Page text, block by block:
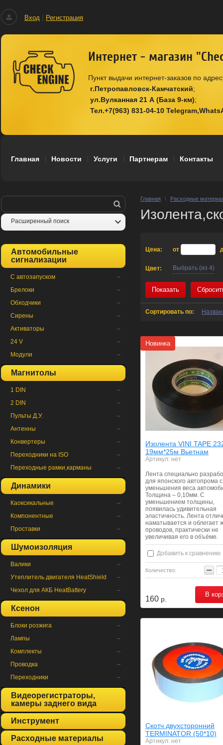
Вход Регистрация
Интернет - магазин
Пункт выдачи интернет-заказов по
г.Петропавловск-Камчатский
ул.Вулканная 21 А (База 9-км)
Тел.+7(963) 831-04-10
Главная Новости Услуги Партнерам Контакты
Главная \ Расходные
Цена: от
Цвет: Выбрать (из 4)
Показать
Сортировать по:
Новинка
Изолента VINI TAPE
19мм*25м Вьетнам
Артикул: нет
Лента специально
для японского автопрома
уменьшения веса
Толщина – 0,10мм. С
уменьшением толщины,
появилась удивительная
эластичность. Лента
наматывается и облегает
проводов, практически не
увеличивая его в объёме.
Добавить к сравнению
Количество:
160 р.
В
Скотч двухсторонний
TERMINATOR (50*10)
Артикул: нет
Расширенный поиск
Автомобильные
сигнализации
С автозапуском
Брелоки
Обходчики
Сирены
Активаторы
24 V
Модули
Магнитолы
1 DIN
2 DIN
Пульты Д.У.
Антенны
Конвертеры
Переходники на ISO
Переходные рамки,карманы
Динамики
Каоксикальные
Компонентные
Проставки
Шумоизоляция
Валики
Утеплитель двигателя HeatShield
Чехол для АКБ HeatBattery
Ксенон
Блоки розжига
Лампы
Комплекты
Проводка
Переходники
Видеорегистраторы,
камеры заднего вида
Инструмент
Расходные материалы